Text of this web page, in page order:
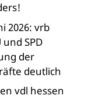
2026: vrb
SPD
der
deutlich
vdl hessen